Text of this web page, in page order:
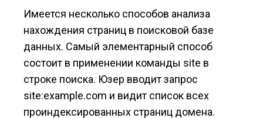
Имеется несколько способов анализа
нахождения страниц в поисковой базе
данных. Самый элементарный способ
состоит в применении команды site в
строке поиска. Юзер вводит запрос
site:example.com и видит список всех
проиндексированных страниц домена.